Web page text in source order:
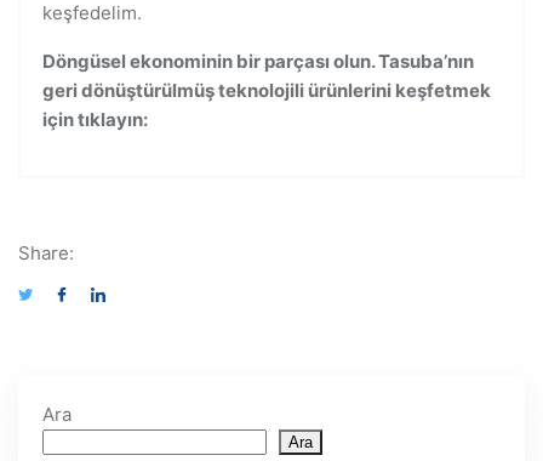
keşfedelim.
Döngüsel ekonominin bir parçası olun. Tasuba’nın
geri dönüştürülmüş teknolojili ürünlerini keşfetmek
için tıklayın:
Share:
Ara
Ara